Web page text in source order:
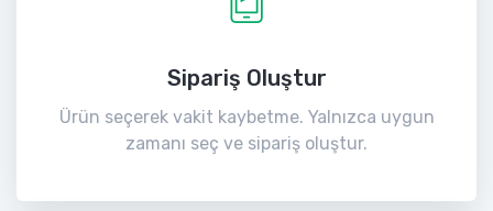
Sipariş Oluştur
Ürün seçerek vakit kaybetme. Yalnızca uygun
zamanı seç ve sipariş oluştur.